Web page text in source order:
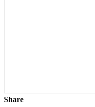
Share